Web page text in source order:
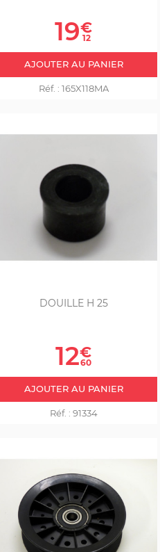
Prix
19€
12
AJOUTER AU PANIER
Réf. : 165X118MA
DOUILLE H 25
Prix
12€
60
AJOUTER AU PANIER
Réf. : 91334